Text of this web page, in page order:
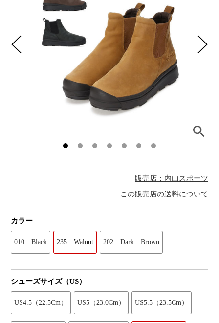
販売店：内山スポーツ
この販売店の送料について
カラー
010 Black 235 Walnut 202 Dark Brown
シューズサイズ（US）
US4.5（22.5Cm） US5（23.0Cm） US5.5（23.5Cm）